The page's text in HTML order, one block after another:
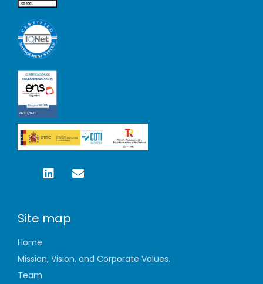
Site map
Home
Mission, Vision, and Corporate Values.
Team